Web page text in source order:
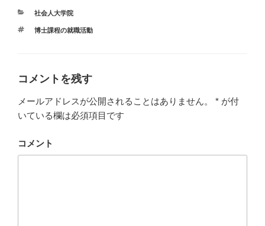
カ
ゴ
社会人大学院
タ
博士課程の就職活動
コメントを残す
メールアドレスが公開されることはありません。 * が付
いている欄は必須項目です
コメント